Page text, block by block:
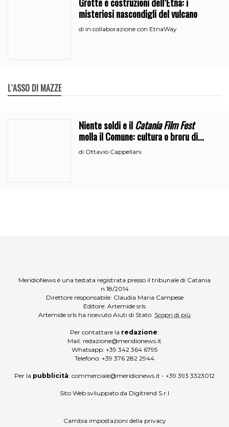
misteriosi nascondigli del vulcano
di in collaborazione con EtnaWay
L`ASSO DI MAZZE
Niente soldi e ilCatania Film Fest
molla il Comune: cultura o broru di
ciciri?
di Ottavio Cappellani
MeridioNews è una testata registrata presso il tribunale di Catania
n.18/2014
Direttore responsabile: Claudia Maria Campese
Editore: Artemide srls
Artemide srls ha ricevuto Aiuti di Stato Scopri di più
Per contattare la redazione:
Mail: redazione@meridionews.it
Whatsapp: +39 342 364 6795
Telefono: +39 376 282 2944
Per la pubblicità: commerciale@meridionews.it - +39 393 3323012
Sito Web sviluppato da Digitrend S.r.l
Cambia impostazioni della privacy